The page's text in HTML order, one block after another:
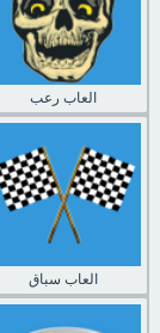
العاب رعب
العاب سباق